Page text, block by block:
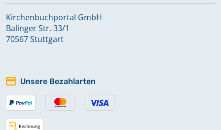
Kirchenbuchportal GmbH
Balinger Str. 33/1
70567 Stuttgart
Unsere Bezahlarten